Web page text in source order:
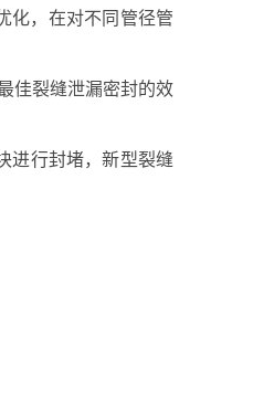
化，在对不同管径管
佳裂缝泄漏密封的效
进行封堵，新型裂缝